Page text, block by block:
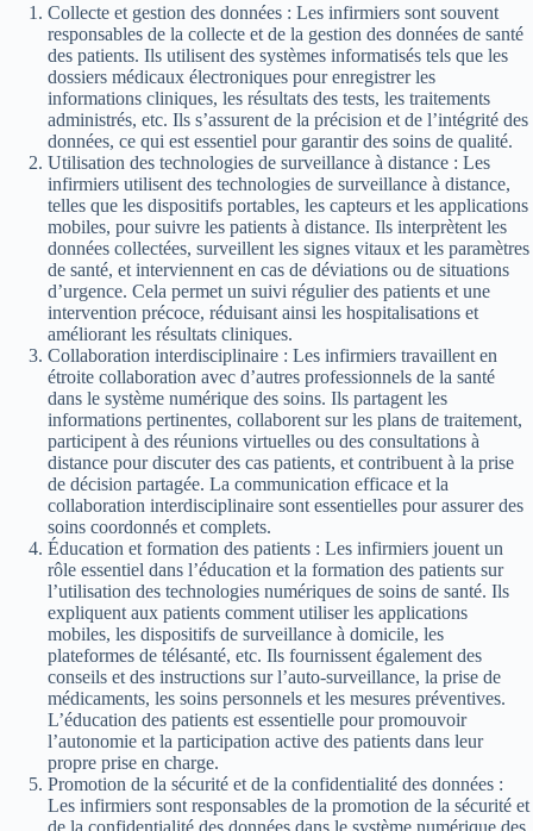
Collecte et gestion des données : Les infirmiers sont souvent
responsables de la collecte et de la gestion des données de santé
des patients. Ils utilisent des systèmes informatisés tels que les
dossiers médicaux électroniques pour enregistrer les
informations cliniques, les résultats des tests, les traitements
administrés, etc. Ils s’assurent de la précision et de l’intégrité des
données, ce qui est essentiel pour garantir des soins de qualité.
Utilisation des technologies de surveillance à distance : Les
infirmiers utilisent des technologies de surveillance à distance,
telles que les dispositifs portables, les capteurs et les applications
mobiles, pour suivre les patients à distance. Ils interprètent les
données collectées, surveillent les signes vitaux et les paramètres
de santé, et interviennent en cas de déviations ou de situations
d’urgence. Cela permet un suivi régulier des patients et une
intervention précoce, réduisant ainsi les hospitalisations et
améliorant les résultats cliniques.
Collaboration interdisciplinaire : Les infirmiers travaillent en
étroite collaboration avec d’autres professionnels de la santé
dans le système numérique des soins. Ils partagent les
informations pertinentes, collaborent sur les plans de traitement,
participent à des réunions virtuelles ou des consultations à
distance pour discuter des cas patients, et contribuent à la prise
de décision partagée. La communication efficace et la
collaboration interdisciplinaire sont essentielles pour assurer des
soins coordonnés et complets.
Éducation et formation des patients : Les infirmiers jouent un
rôle essentiel dans l’éducation et la formation des patients sur
l’utilisation des technologies numériques de soins de santé. Ils
expliquent aux patients comment utiliser les applications
mobiles, les dispositifs de surveillance à domicile, les
plateformes de télésanté, etc. Ils fournissent également des
conseils et des instructions sur l’auto-surveillance, la prise de
médicaments, les soins personnels et les mesures préventives.
L’éducation des patients est essentielle pour promouvoir
l’autonomie et la participation active des patients dans leur
propre prise en charge.
Promotion de la sécurité et de la confidentialité des données :
Les infirmiers sont responsables de la promotion de la sécurité et
de la confidentialité des données dans le système numérique des